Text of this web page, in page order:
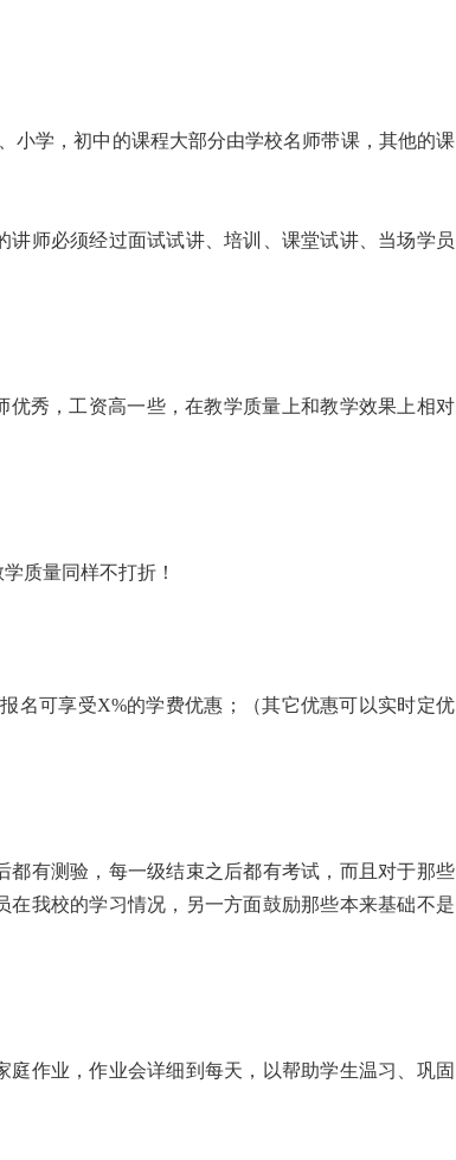
小学，初中的课程大部分由学校名师带课，其他的课
师必须经过面试试讲、培训、课堂试讲、当场学员
秀，工资高一些，在教学质量上和教学效果上相对
质量同样不打折！
名可享受X%的学费优惠；（其它优惠可以实时定优
有测验，每一级结束之后都有考试，而且对于那些
我校的学习情况，另一方面鼓励那些本来基础不是
作业，作业会详细到每天，以帮助学生温习、巩固